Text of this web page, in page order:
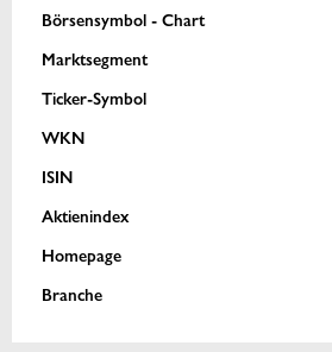
Börsensymbol - Chart
Marktsegment
Ticker-Symbol
WKN
ISIN
Aktienindex
Homepage
Branche